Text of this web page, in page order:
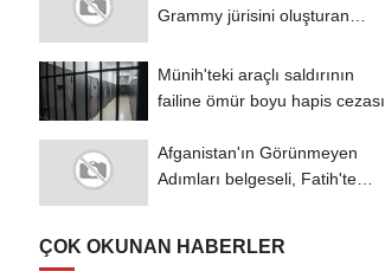
Grammy jürisini oluşturan
Münih'teki araçlı saldırının
failine ömür boyu hapis cezası
Afganistan'ın Görünmeyen
Adımları belgeseli, Fatih'te
ÇOK OKUNAN HABERLER